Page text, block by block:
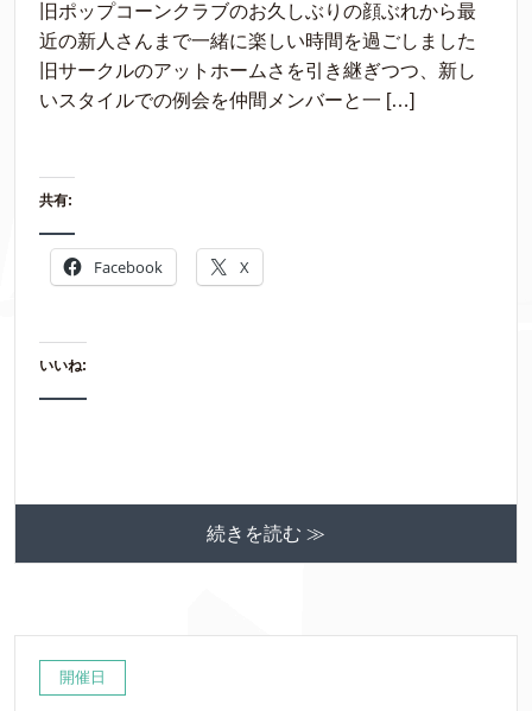
旧ポップコーンクラブのお久しぶりの顔ぶれから最
近の新人さんまで一緒に楽しい時間を過ごしました
旧サークルのアットホームさを引き継ぎつつ、新し
いスタイルでの例会を仲間メンバーと一 […]
共有:
Facebook X
いいね:
続きを読む ≫
開催日